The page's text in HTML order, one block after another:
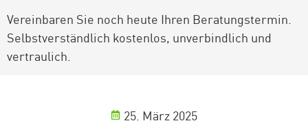
Vereinbaren Sie noch heute Ihren Beratungstermin.
Selbstverständlich kostenlos, unverbindlich und
vertraulich.
25. März 2025